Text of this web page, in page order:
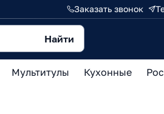
Заказать звонок
Найти
Мультитулы Кухонные